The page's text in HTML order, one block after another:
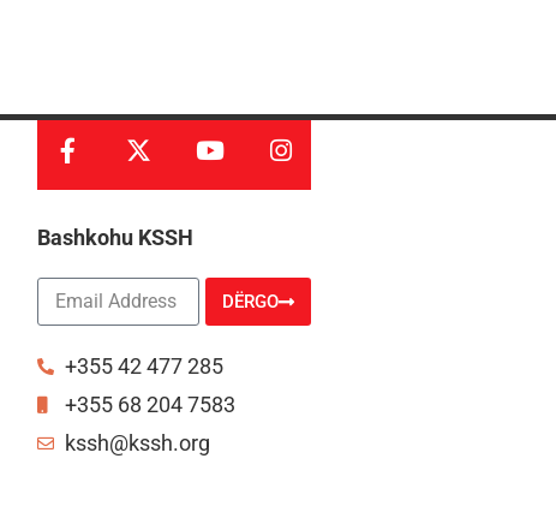
Bashkohu KSSH
DËRGO
+355 42 477 285
+355 68 204 7583
kssh@kssh.org